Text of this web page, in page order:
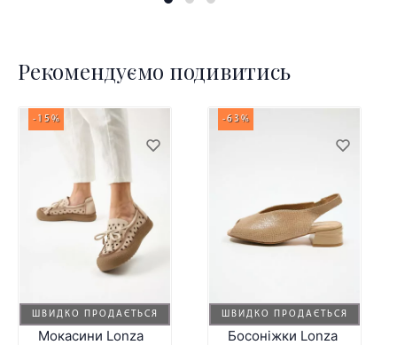
Рекомендуємо подивитись
ШВИДКО ПРОДАЄТЬСЯ
-15%
Мокасини Lonza
ШВИДКО ПРОДАЄТЬСЯ
-63%
Босоніжки Lonza